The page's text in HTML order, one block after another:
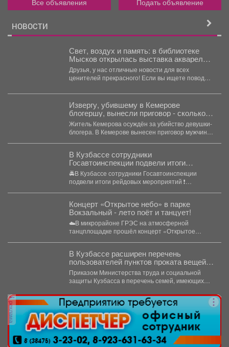
Все объявления Подать объявление
НОВОСТИ
Свет, воздух и память: в библиотеке
Мысков открылась выставка акварели
«Воспоминания»
Друзья, у нас отличные новости для всех
ценителей прекрасного! Если вы ищете повод
Извергу, убившему в Кемерове
блогершу, вынесли приговор - сколько
ему дали
Житель Кемерова осуждён за убийство девушки-
блогера. В Кемерове вынесен приговор мужчине,
В Кузбассе сотрудники
Госавтоинспекции подвели итоги
рейдовых мероприятий
🚔В Кузбассе сотрудники Госавтоинспекции
подвели итоги рейдовых мероприятий ❗️
Концерт «Открытое небо» в парке
Вокзальный - лето поёт и танцует!
☁️В микрорайоне ГРЭС на атмосферной
танцплощадке прошёл концерт «Открытое
В Кузбассе расширен перечень
пользователей пунктов проката вещей
для новорожденных
Приказом Министерства труда и социальной
защиты Кузбасса в перечень семей, имеющих
реклама